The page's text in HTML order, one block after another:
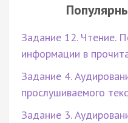
Задание 12. Чтение.
информации в
Задание 4.
прослушиваемого
Задание 3.